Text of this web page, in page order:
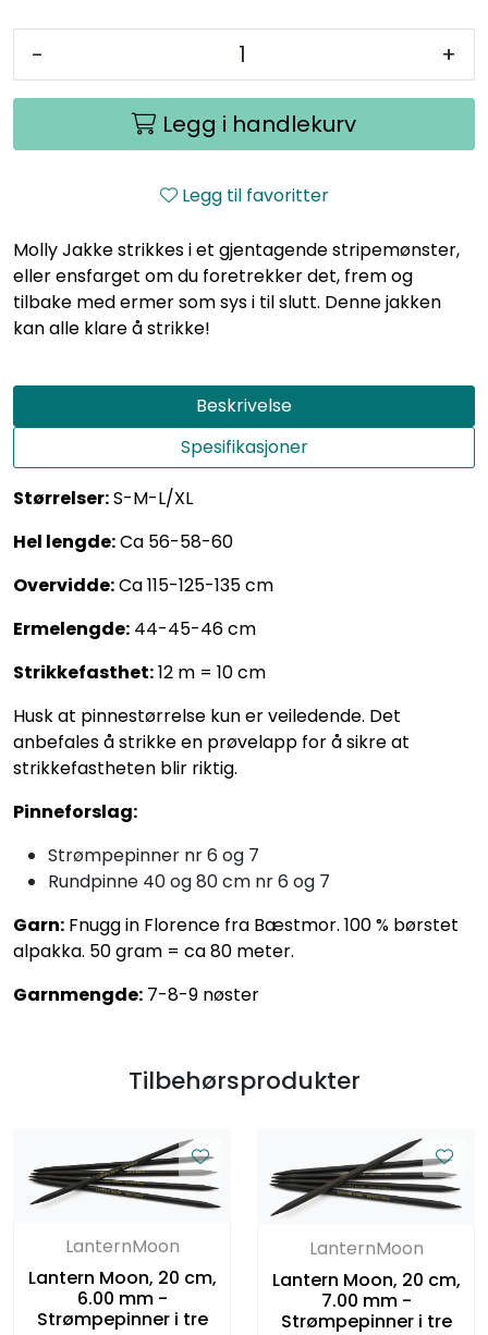
- +
Legg i handlekurv
Legg til favoritter
Molly Jakke strikkes i et gjentagende stripemønster,
eller ensfarget om du foretrekker det, frem og
tilbake med ermer som sys i til slutt. Denne jakken
kan alle klare å strikke!
Beskrivelse
Spesifikasjoner
Størrelser:S-M-L/XL
Hel lengde:Ca 56-58-60
Overvidde:Ca 115-125-135 cm
Ermelengde: 44-45-46 cm
Strikkefasthet:12 m = 10 cm
Husk at pinnestørrelse kun er veiledende. Det
anbefales å strikke en prøvelapp for å sikre at
strikkefastheten blir riktig.
Pinneforslag:
Strømpepinner nr 6 og 7
Rundpinne 40 og 80 cm nr 6 og 7
Garn: Fnugg in Florence fra Bæstmor. 100 % børstet
alpakka. 50 gram = ca 80 meter.
Garnmengde: 7-8-9 nøster
Tilbehørsprodukter
LanternMoon
Lantern Moon, 20 cm,
6.00 mm -
Strømpepinner i tre
LanternMoon
Lantern Moon, 20 cm,
7.00 mm -
Strømpepinner i tre